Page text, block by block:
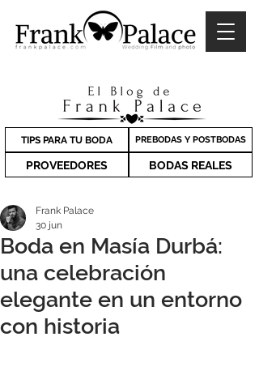
TIPS PARA TU BODA PREBODAS Y POSTBODAS
PROVEEDORES BODAS REALES
Boda en Masía Durbá:
una celebración
elegante en un entorno
con historia
Frank Palace
30 jun